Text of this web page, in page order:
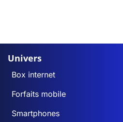
Univers
Box internet
Forfaits mobile
Smartphones